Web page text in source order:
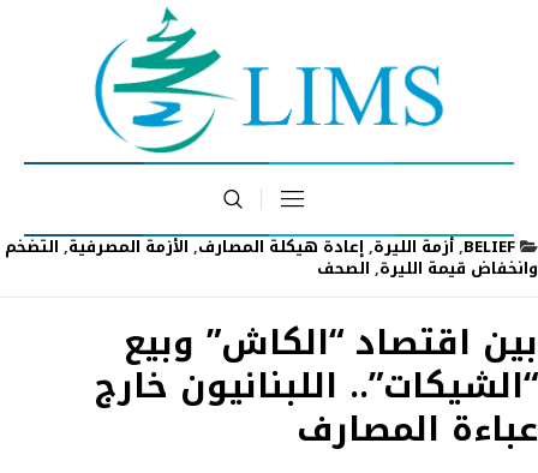
BELIEF
,أزمة الليرة,إعادة هيكلة المصارف,الأزمة المصرفية,التضخم
وانخفاض قيمة الليرة, الصحف
بين اقتصاد “الكاش” وبيع
“الشيكات”.. اللبنانيون خارج
عباءة المصارف